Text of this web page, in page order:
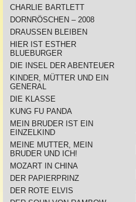
CHARLIE BARTLETT
DORNRÖSCHEN – 2008
DRAUSSEN BLEIBEN
HIER IST ESTHER
BLUEBURGER
DIE INSEL DER ABENTEUER
KINDER, MÜTTER UND EIN
GENERAL
DIE KLASSE
KUNG FU PANDA
MEIN BRUDER IST EIN
EINZELKIND
MEINE MUTTER, MEIN
BRUDER UND ICH!
MOZART IN CHINA
DER PAPIERPRINZ
DER ROTE ELVIS